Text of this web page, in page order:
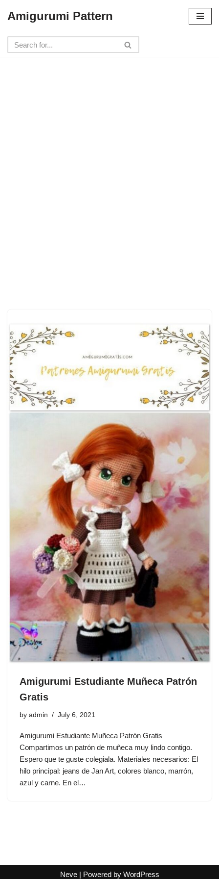
to
content
Amigurumi Pattern
Amigurumi Estudiante Muñeca Patrón
Gratis
by admin July 6, 2021
Amigurumi Estudiante Muñeca Patrón Gratis
Compartimos un patrón de muñeca muy lindo contigo.
Espero que te guste colegiala. Materiales necesarios: El
hilo principal: jeans de Jan Art, colores blanco, marrón,
azul y carne. En el…
Neve| Powered by WordPress